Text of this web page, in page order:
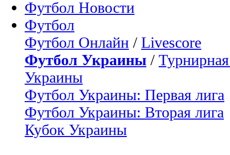
Футбол Новости
Футбол
Футбол Онлайн / Livescore
Футбол Украины /
Украины
Футбол Украины: Первая лига
Футбол Украины: Вторая лига
Кубок Украины